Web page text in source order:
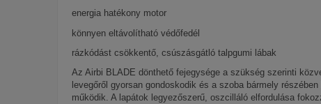
energia hatékony motor
könnyen eltávolítható védőfedél
rázkódást csökkentő, csúszásgátló talpgumi lábak
Az Airbi BLADE dönthető fejegysége a szükség szerinti
levegőről gyorsan gondoskodik és a szoba bármely
működik. A lapátok legyezőszerű, oszcilláló elfordulása